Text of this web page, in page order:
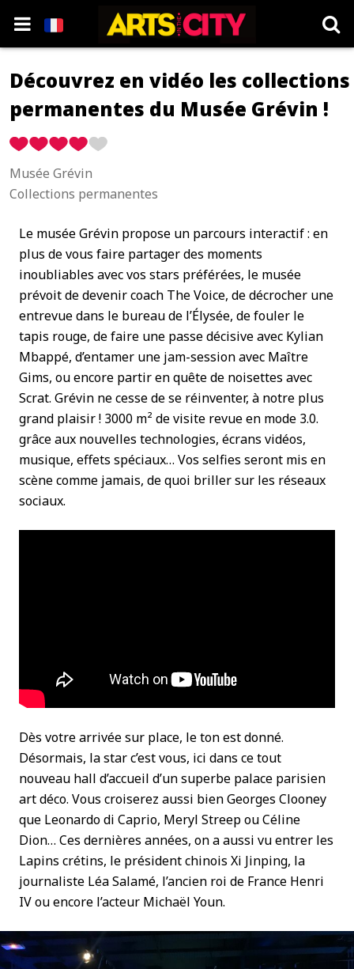
Découvrez en vidéo les collections
permanentes du Musée Grévin !
Musée Grévin
Collections permanentes
Le musée Grévin propose un parcours interactif : en
plus de vous faire partager des moments
inoubliables avec vos stars préférées, le musée
prévoit de devenir coach The Voice, de décrocher une
entrevue dans le bureau de l’Élysée, de fouler le
tapis rouge, de faire une passe décisive avec Kylian
Mbappé, d’entamer une jam-session avec Maître
Gims, ou encore partir en quête de noisettes avec
Scrat. Grévin ne cesse de se réinventer, à notre plus
grand plaisir ! 3000 m² de visite revue en mode 3.0.
grâce aux nouvelles technologies, écrans vidéos,
musique, effets spéciaux… Vos selfies seront mis en
scène comme jamais, de quoi briller sur les réseaux
sociaux.
Dès votre arrivée sur place, le ton est donné.
Désormais, la star c’est vous, ici dans ce tout
nouveau hall d’accueil d’un superbe palace parisien
art déco. Vous croiserez aussi bien Georges Clooney
que Leonardo di Caprio, Meryl Streep ou Céline
Dion… Ces dernières années, on a aussi vu entrer les
Lapins crétins, le président chinois Xi Jinping, la
journaliste Léa Salamé, l’ancien roi de France Henri
IV ou encore l’acteur Michaël Youn.